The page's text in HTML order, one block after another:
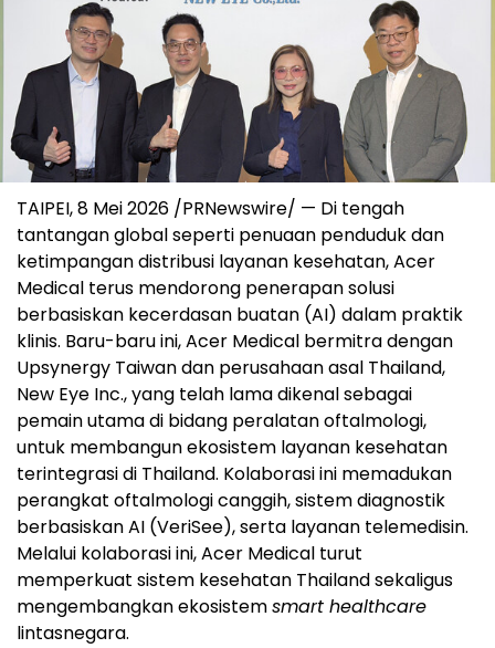
TAIPEI, 8 Mei 2026 /PRNewswire/ — Di tengah
tantangan global seperti penuaan penduduk dan
ketimpangan distribusi layanan kesehatan, Acer
Medical terus mendorong penerapan solusi
berbasiskan kecerdasan buatan (AI) dalam praktik
klinis. Baru-baru ini, Acer Medical bermitra dengan
Upsynergy Taiwan dan perusahaan asal Thailand,
New Eye Inc., yang telah lama dikenal sebagai
pemain utama di bidang peralatan oftalmologi,
untuk membangun ekosistem layanan kesehatan
terintegrasi di Thailand. Kolaborasi ini memadukan
perangkat oftalmologi canggih, sistem diagnostik
berbasiskan AI (VeriSee), serta layanan telemedisin.
Melalui kolaborasi ini, Acer Medical turut
memperkuat sistem kesehatan Thailand sekaligus
mengembangkan ekosistemsmart healthcare
lintasnegara.